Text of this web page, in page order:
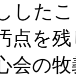
した
点を
会の